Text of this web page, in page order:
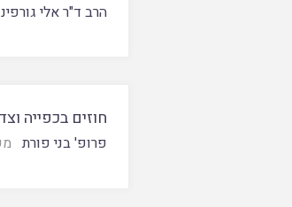
הרב ד"ר אלי
חוזים בכפייה
פרופ' בני פורת